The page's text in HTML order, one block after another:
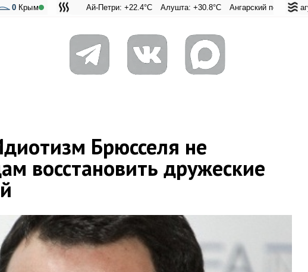
Адмиральская Лагуна:
Ай-Петри: +22.4°C Алушта: +30.8°C Ангарский перевал: +26.8°C
0 Крым
Брюсселя не
восстановить дружеские